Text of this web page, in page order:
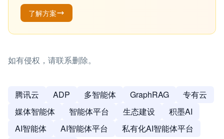
了解方案
如有侵权，请联系删除。
腾讯云 ADP 多智能体 GraphRAG
专有云
媒体智能体
智能体平台 生态建设
积墨AI
AI智能体
AI智能体平台
私有化AI智能体平台